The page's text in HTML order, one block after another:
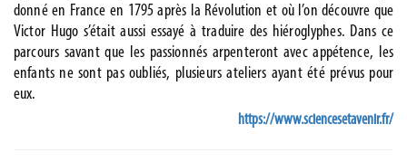
donné en France en 1795 après la Révolution et où l’on découvre que
Victor Hugo s’était aussi essayé à traduire des hiéroglyphes. Dans ce
parcours savant que les passionnés arpenteront avec appétence, les
enfants ne sont pas oubliés, plusieurs ateliers ayant été prévus pour
eux.
https://www.sciencesetavenir.fr/